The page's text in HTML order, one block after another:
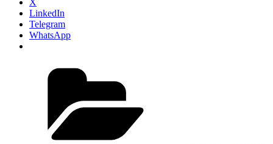
X
LinkedIn
Telegram
WhatsApp